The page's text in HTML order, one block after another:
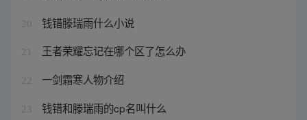
20 钱错滕瑞雨什么小说
21 王者荣耀忘记在哪个区了怎么办
22 一剑霜寒人物介绍
23 钱错和滕瑞雨的cp名叫什么